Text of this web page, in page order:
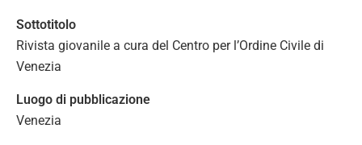
Sottotitolo
Rivista giovanile a cura del Centro per l’Ordine Civile di
Venezia
Luogo di pubblicazione
Venezia